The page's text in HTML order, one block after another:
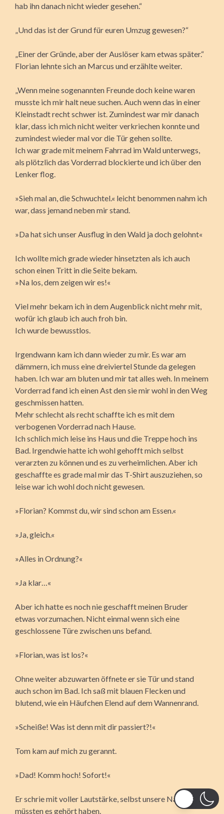
hab ihn danach nicht wieder gesehen.“
„Und das ist der Grund für euren Umzug gewesen?“
„Einer der Gründe, aber der Auslöser kam etwas später.“
Florian lehnte sich an Marcus und erzählte weiter.
„Wenn meine sogenannten Freunde doch keine waren
musste ich mir halt neue suchen. Auch wenn das in einer
Kleinstadt recht schwer ist. Zumindest war mir danach
klar, dass ich mich nicht weiter verkriechen konnte und
zumindest wieder mal vor die Tür gehen sollte.
Ich war grade mit meinem Fahrrad im Wald unterwegs,
als plötzlich das Vorderrad blockierte und ich über den
Lenker flog.
»Sieh mal an, die Schwuchtel.« leicht benommen nahm ich
war, dass jemand neben mir stand.
»Da hat sich unser Ausflug in den Wald ja doch gelohnt«
Ich wollte mich grade wieder hinsetzten als ich auch
schon einen Tritt in die Seite bekam.
»Na los, dem zeigen wir es!«
Viel mehr bekam ich in dem Augenblick nicht mehr mit,
wofür ich glaub ich auch froh bin.
Ich wurde bewusstlos.
Irgendwann kam ich dann wieder zu mir. Es war am
dämmern, ich muss eine dreiviertel Stunde da gelegen
haben. Ich war am bluten und mir tat alles weh. In meinem
Vorderrad fand ich einen Ast den sie mir wohl in den Weg
geschmissen hatten.
Mehr schlecht als recht schaffte ich es mit dem
verbogenen Vorderrad nach Hause.
Ich schlich mich leise ins Haus und die Treppe hoch ins
Bad. Irgendwie hatte ich wohl gehofft mich selbst
verarzten zu können und es zu verheimlichen. Aber ich
geschaffte es grade mal mir das T-Shirt auszuziehen, so
leise war ich wohl doch nicht gewesen.
»Florian? Kommst du, wir sind schon am Essen.«
»Ja, gleich.«
»Alles in Ordnung?«
»Ja klar…«
Aber ich hatte es noch nie geschafft meinen Bruder
etwas vorzumachen. Nicht einmal wenn sich eine
geschlossene Türe zwischen uns befand.
»Florian, was ist los?«
Ohne weiter abzuwarten öffnete er sie Tür und stand
auch schon im Bad. Ich saß mit blauen Flecken und
blutend, wie ein Häufchen Elend auf dem Wannenrand.
»Scheiße! Was ist denn mit dir passiert?!«
Tom kam auf mich zu gerannt.
»Dad! Komm hoch! Sofort!«
Er schrie mit voller Lautstärke, selbst unsere Nachbarn
müssten es gehört haben.